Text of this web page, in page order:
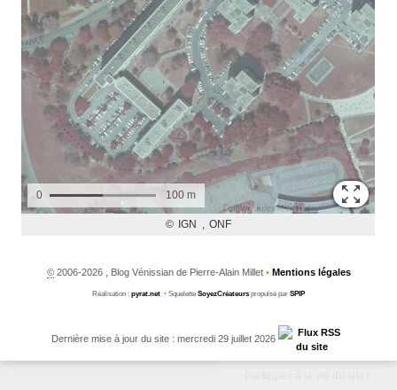
©2006-2026 , Blog Vénissian de Pierre-Alain Millet • Mentions légales
Réalisation : pyrat.net • Squelette SoyezCréateurs propulsé par SPIP
Dernière mise à jour du site : mercredi 29 juillet 2026